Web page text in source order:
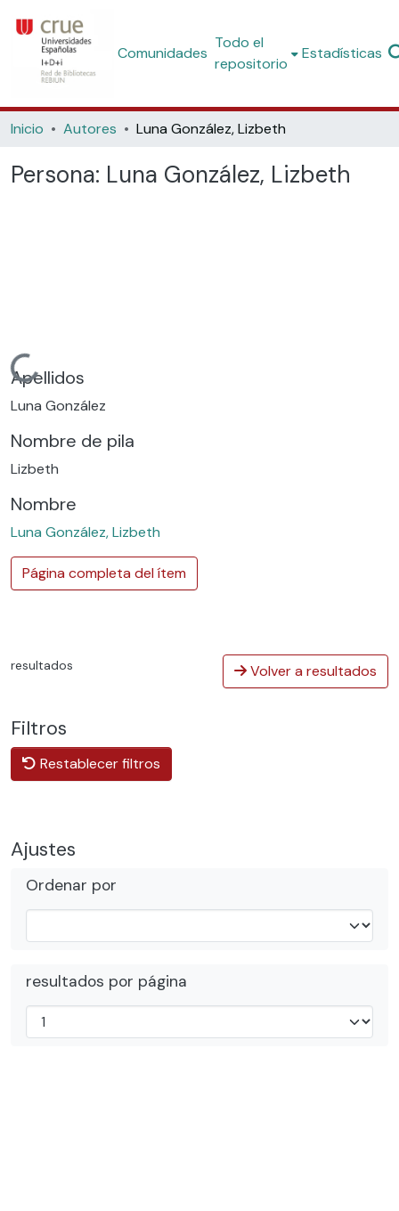
Comunidades
Todo el
repositorio
Estadísticas
Inicio Autores Luna González, Lizbeth
Persona: Luna González, Lizbeth
Cargando...
Apellidos
Luna González
Nombre de pila
Lizbeth
Nombre
Luna González, Lizbeth
Página completa del ítem
resultados Volver a resultados
Filtros
Restablecer filtros
Ajustes
Ordenar por
resultados por página